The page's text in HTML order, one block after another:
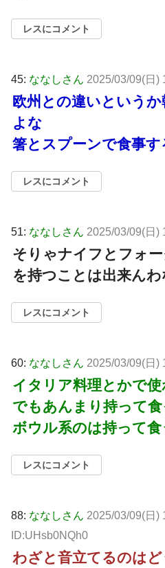
レスにコメント
45: ななしさん 2025/03/09(日)
欧州との違いという
よな
箸とスプーンで食事す
レスにコメント
51: ななしさん 2025/03/09(日)
そりゃナイフとフォ
を持つことは出来んわ
レスにコメント
60: ななしさん 2025/03/09(日)
イタリア料理とかで
でもあんまり持って
ボウル系のは持って食
レスにコメント
88: ななしさん 2025/03/09(日)
ID:UHsb0NQh0
わざと音立てるのはど